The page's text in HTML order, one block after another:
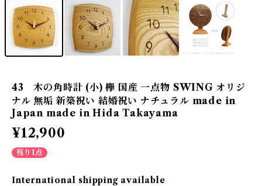
43 木の角時計 (小) 欅 国産 一点物 SWING オリジ
ナル 無垢 新築祝い 結婚祝い ナチュラル made in
Japan made in Hida Takayama
¥12,900
残り1点
International shipping available